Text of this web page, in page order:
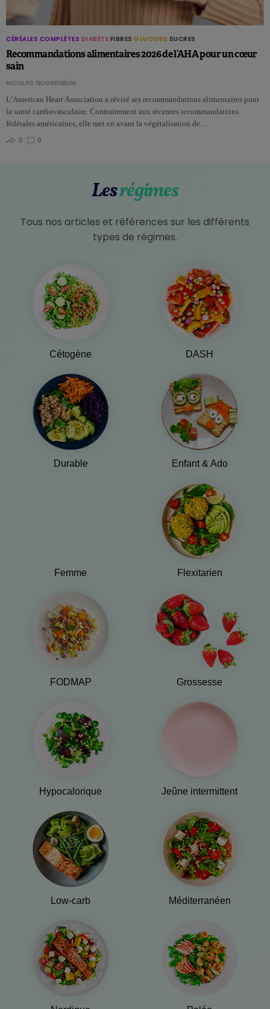
CÉRÉALES COMPLÈTES DIABÈTE FIBRES GLUCIDES SUCRES
Recommandations alimentaires 2026 de l’AHA pour un cœur
sain
NICOLAS GUGGENBÜHL
L’American Heart Association a révisé ses recommandations alimentaires pour
la santé cardiovasculaire. Contrairement aux récentes recommandations
fédérales américaines, elle met en avant la végétalisation de…
0
0
Lesrégimes
Tous nos articles et références sur les différents
types de régimes.
Cétogène DASH
Durable Enfant & Ado
Femme Flexitarien
FODMAP Grossesse
Hypocalorique Jeûne intermittent
Low-carb Méditerranéen